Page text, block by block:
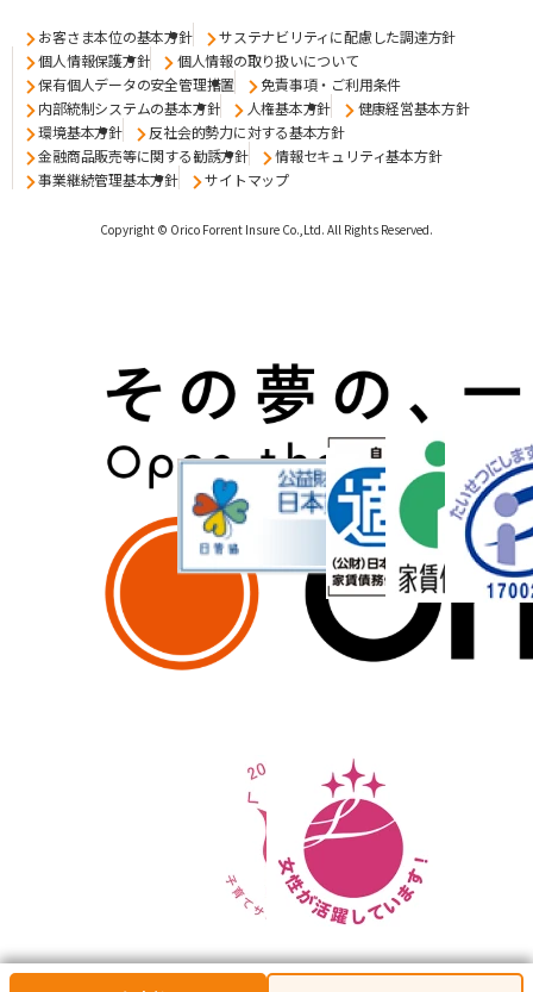
お客さま本位の基本方針
サステナビリティに配慮した調達方針
個人情報保護方針
個人情報の取り扱いについて
保有個人データの安全管理措置
免責事項・ご利用条件
内部統制システムの基本方針
人権基本方針
健康経営基本方針
環境基本方針
反社会的勢力に対する基本方針
金融商品販売等に関する勧誘方針
情報セキュリティ基本方針
事業継続管理基本方針
サイトマップ
Copyright © Orico Forrent Insure Co.,Ltd. All Rights Reserved.